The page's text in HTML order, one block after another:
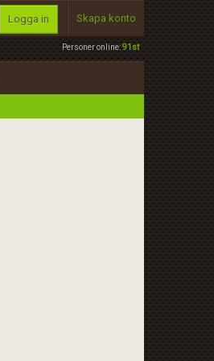
Personer online:91st
Logga in Skapa konto